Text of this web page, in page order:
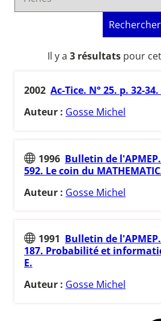
Rechercher
Il y a 3 résultats pour
2002 Ac-Tice. N° 25. p. 32-34.
Auteur : Gosse Michel
1996 Bulletin de
592. Le coin du
Auteur : Gosse Michel
1991 Bulletin de
187. Probabilité et
E.
Auteur : Gosse Michel